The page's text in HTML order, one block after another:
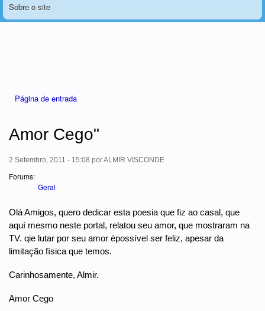
Sobre o site
Página de entrada
Amor Cego"
2 Setembro, 2011 - 15:08 porALMIR VISCONDE
Forums:
Geral
Olá Amigos, quero dedicar esta poesia que fiz ao casal, que
aquí mesmo neste portal, relatou seu amor, que mostraram na
TV. qie lutar por seu amor épossível ser feliz, apesar da
limitação física que temos.
Carinhosamente, Almir.
Amor Cego